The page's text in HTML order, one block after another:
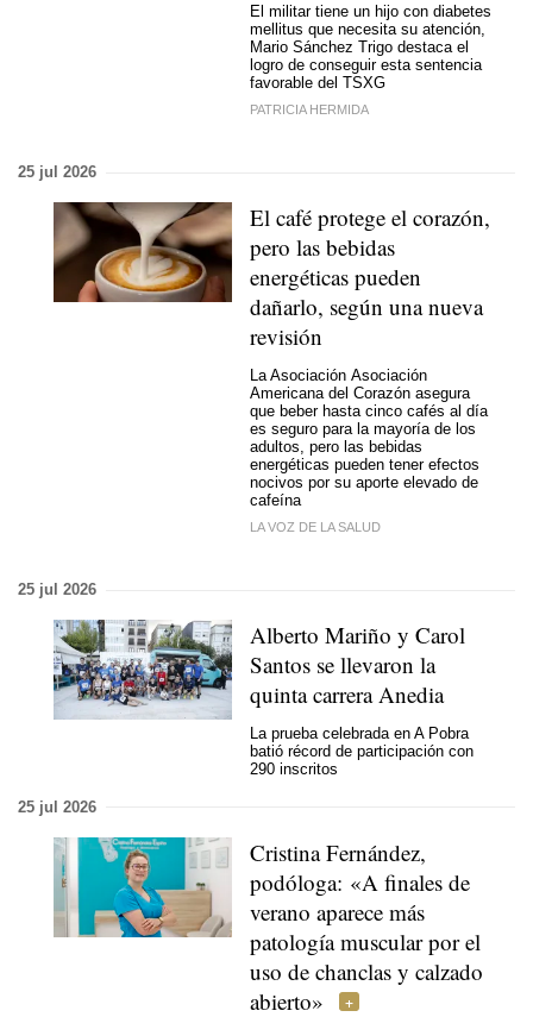
El militar tiene un hijo con diabetes
mellitus que necesita su atención,
Mario Sánchez Trigo destaca el
logro de conseguir esta sentencia
favorable del TSXG
PATRICIA HERMIDA
25 jul 2026
El café protege el corazón,
pero las bebidas
energéticas pueden
dañarlo, según una nueva
revisión
La Asociación Asociación
Americana del Corazón asegura
que beber hasta cinco cafés al día
es seguro para la mayoría de los
adultos, pero las bebidas
energéticas pueden tener efectos
nocivos por su aporte elevado de
cafeína
LA VOZ DE LA SALUD
25 jul 2026
Alberto Mariño y Carol
Santos se llevaron la
quinta carrera Anedia
La prueba celebrada en A Pobra
batió récord de participación con
290 inscritos
25 jul 2026
Cristina Fernández,
podóloga: «A finales de
verano aparece más
patología muscular por el
uso de chanclas y calzado
abierto»